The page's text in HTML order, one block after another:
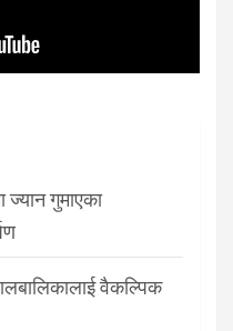
ज्यान गुमाएका
वैकल्पिक